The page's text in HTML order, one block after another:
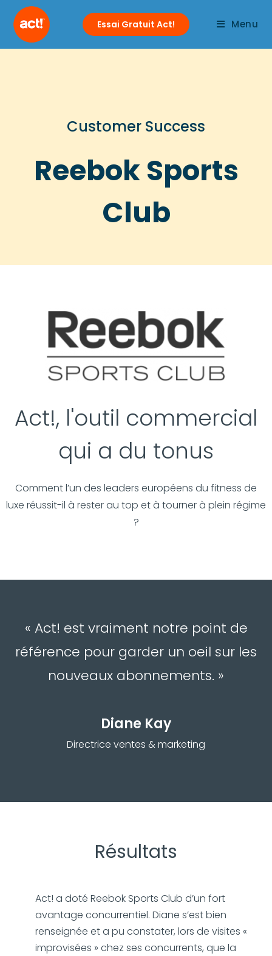
Menu
Essai Gratuit Act!
Customer Success
Reebok Sports
Club
Act!, l'outil commercial
qui a du tonus
Comment l’un des leaders européens du fitness de
luxe réussit-il à rester au top et à tourner à plein régime
?
« Act! est vraiment notre point de
référence pour garder un oeil sur les
nouveaux abonnements. »
Diane Kay
Directrice ventes & marketing
Résultats
Act! a doté Reebok Sports Club d’un fort
avantage concurrentiel. Diane s’est bien
renseignée et a pu constater, lors de visites «
improvisées » chez ses concurrents, que la